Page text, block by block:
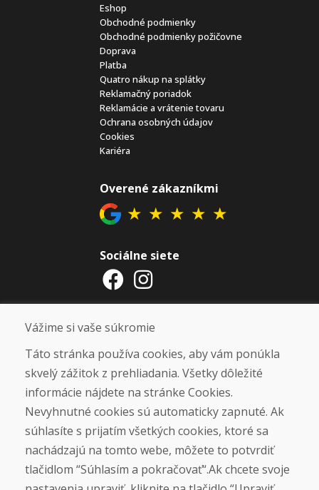
Eshop
Obchodné podmienky
Obchodné podmienky požičovne
Doprava
Platba
Quatro nákup na splátky
Reklamačný poriadok
Reklamácie a vrátenie tovaru
Ochrana osobných údajov
Cookies
Kariéra
Overené zákazníkmi
★ ★ ★ ★ ★
Sociálne siete
Otváracie hodiny
UKONČENÁ. ĎAKUJEME VÁM ZA
PRIAZEŇ A TEŠÍME SA NA VÁS OPÄŤ
OD 14. 9. 2026.
Nájsť na Google mape
Vážime si vaše súkromie
Táto stránka používa cookies, aby vám ponúkla
skvelý zážitok z prehliadania. Všetky dôležité
informácie nájdete na stránke Cookies.
Nevyhnutné cookies sú automaticky zapnuté. Ak
súhlasíte s prijatím všetkých cookies, ktoré sa
nachádzajú na tomto webe, môžete to potvrdiť
tlačidlom “Súhlasím a pokračovať“.Ak chcete svoje